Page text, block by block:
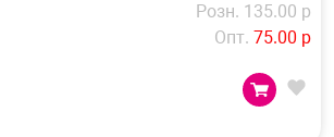
Розн. 135.00 р
Опт. 75.00 р